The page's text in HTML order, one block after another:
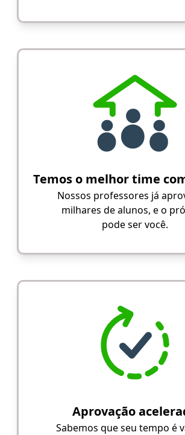
Temos o melhor time
Nossos professores já
milhares de alunos, e o
pode ser você.
Aprovação
Sabemos que seu tempo é